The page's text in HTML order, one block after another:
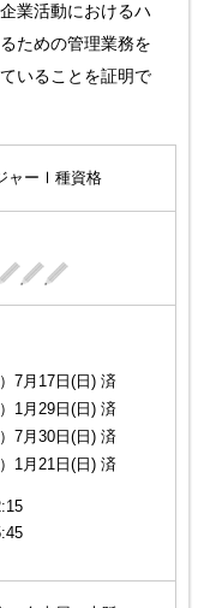
業活動におけるハ
ための管理業務を
いることを証明で
ャーⅠ種資格
7月17日(日) 済
1月29日(日) 済
7月30日(日) 済
1月21日(日) 済